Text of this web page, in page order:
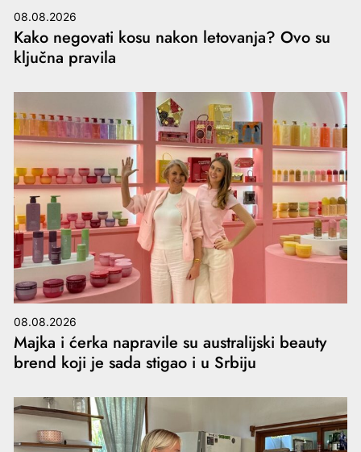
08.08.2026
Kako negovati kosu nakon letovanja? Ovo su
ključna pravila
08.08.2026
Majka i ćerka napravile su australijski beauty
brend koji je sada stigao i u Srbiju